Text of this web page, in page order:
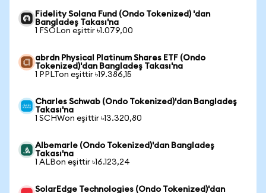
Fidelity Solana Fund (Ondo Tokenized) 'dan
Bangladeş Takası'na
1 FSOLon eşittir ৳1.079,00
abrdn Physical Platinum Shares ETF (Ondo
Tokenized)'dan Bangladeş Takası'na
1 PPLTon eşittir ৳19.386,15
Charles Schwab (Ondo Tokenized)'dan Bangladeş
Takası'na
1 SCHWon eşittir ৳13.320,80
Albemarle (Ondo Tokenized)'dan Bangladeş
Takası'na
1 ALBon eşittir ৳16.123,24
SolarEdge Technologies (Ondo Tokenized)'dan